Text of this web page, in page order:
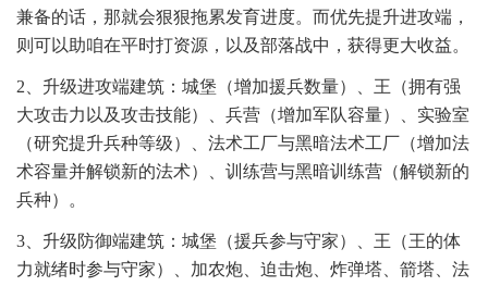
兼备的话，那就会狠狠拖累发育进度。而优先提升进攻端，
则可以助咱在平时打资源，以及部落战中，获得更大收益。
2、升级进攻端建筑：城堡（增加援兵数量）、王（拥有强
大攻击力以及攻击技能）、兵营（增加军队容量）、实验室
（研究提升兵种等级）、法术工厂与黑暗法术工厂（增加法
术容量并解锁新的法术）、训练营与黑暗训练营（解锁新的
兵种）。
3、升级防御端建筑：城堡（援兵参与守家）、王（王的体
力就绪时参与守家）、加农炮、迫击炮、炸弹塔、箭塔、法